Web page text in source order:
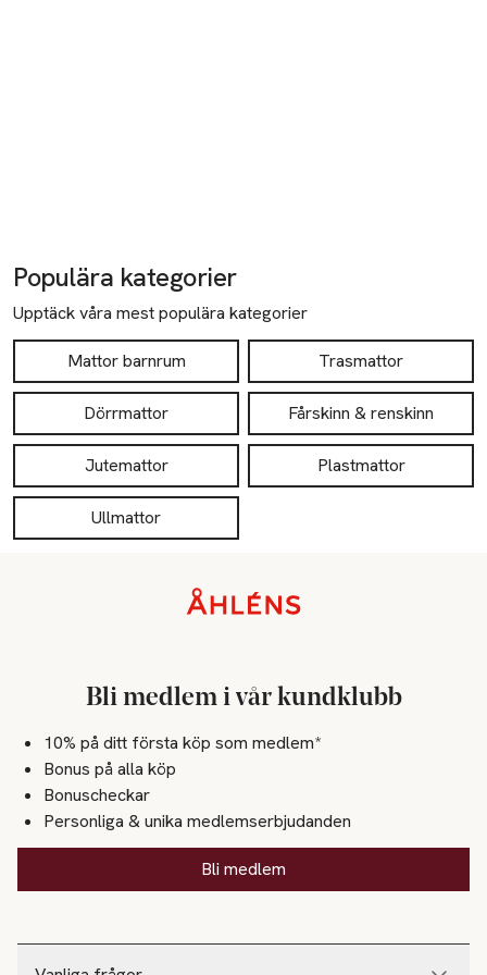
Populära kategorier
Upptäck våra mest populära kategorier
Mattor barnrum Trasmattor
Dörrmattor Fårskinn & renskinn
Jutemattor Plastmattor
Ullmattor
Bli medlem i vår kundklubb
10% på ditt första köp som medlem*
Bonus på alla köp
Bonuscheckar
Personliga & unika medlemserbjudanden
Bli medlem